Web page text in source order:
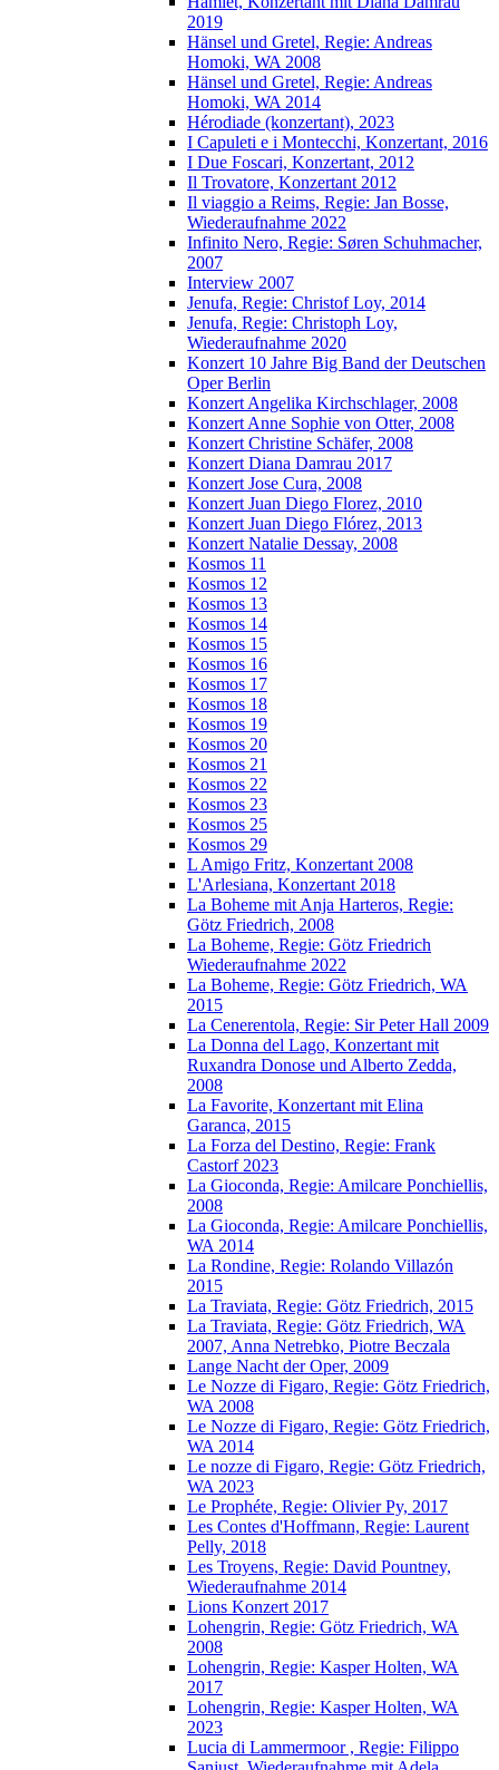
2019
Hänsel und Gretel, Regie: Andreas
Homoki, WA 2008
Hänsel und Gretel, Regie: Andreas
Homoki, WA 2014
Hérodiade (konzertant), 2023
I Capuleti e i Montecchi, Konzertant, 2016
I Due Foscari, Konzertant, 2012
Il Trovatore, Konzertant 2012
Il viaggio a Reims, Regie: Jan Bosse,
Wiederaufnahme 2022
Infinito Nero, Regie: Søren Schuhmacher,
2007
Interview 2007
Jenufa, Regie: Christof Loy, 2014
Jenufa, Regie: Christoph Loy,
Wiederaufnahme 2020
Konzert 10 Jahre Big Band der Deutschen
Oper Berlin
Konzert Angelika Kirchschlager, 2008
Konzert Anne Sophie von Otter, 2008
Konzert Christine Schäfer, 2008
Konzert Diana Damrau 2017
Konzert Jose Cura, 2008
Konzert Juan Diego Florez, 2010
Konzert Juan Diego Flórez, 2013
Konzert Natalie Dessay, 2008
Kosmos 11
Kosmos 12
Kosmos 13
Kosmos 14
Kosmos 15
Kosmos 16
Kosmos 17
Kosmos 18
Kosmos 19
Kosmos 20
Kosmos 21
Kosmos 22
Kosmos 23
Kosmos 25
Kosmos 29
L Amigo Fritz, Konzertant 2008
L'Arlesiana, Konzertant 2018
La Boheme mit Anja Harteros, Regie:
Götz Friedrich, 2008
La Boheme, Regie: Götz Friedrich
Wiederaufnahme 2022
La Boheme, Regie: Götz Friedrich, WA
2015
La Cenerentola, Regie: Sir Peter Hall 2009
La Donna del Lago, Konzertant mit
Ruxandra Donose und Alberto Zedda,
2008
La Favorite, Konzertant mit Elina
Garanca, 2015
La Forza del Destino, Regie: Frank
Castorf 2023
La Gioconda, Regie: Amilcare Ponchiellis,
2008
La Gioconda, Regie: Amilcare Ponchiellis,
WA 2014
La Rondine, Regie: Rolando Villazón
2015
La Traviata, Regie: Götz Friedrich, 2015
La Traviata, Regie: Götz Friedrich, WA
2007, Anna Netrebko, Piotre Beczala
Lange Nacht der Oper, 2009
Le Nozze di Figaro, Regie: Götz Friedrich,
WA 2008
Le Nozze di Figaro, Regie: Götz Friedrich,
WA 2014
Le nozze di Figaro, Regie: Götz Friedrich,
WA 2023
Le Prophéte, Regie: Olivier Py, 2017
Les Contes d'Hoffmann, Regie: Laurent
Pelly, 2018
Les Troyens, Regie: David Pountney,
Wiederaufnahme 2014
Lions Konzert 2017
Lohengrin, Regie: Götz Friedrich, WA
2008
Lohengrin, Regie: Kasper Holten, WA
2017
Lohengrin, Regie: Kasper Holten, WA
2023
Lucia di Lammermoor , Regie: Filippo